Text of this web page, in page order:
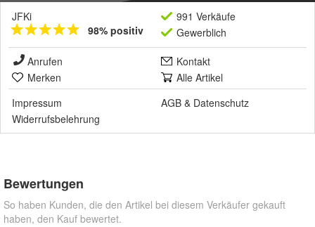
JFKi
98% positiv
991 Verkäufe
Gewerblich
Anrufen
Kontakt
Merken
Alle Artikel
Impressum
AGB & Datenschutz
Widerrufsbelehrung
Bewertungen
So haben Kunden, die den Artikel bei diesem Verkäufer gekauft
haben, den Kauf bewertet.